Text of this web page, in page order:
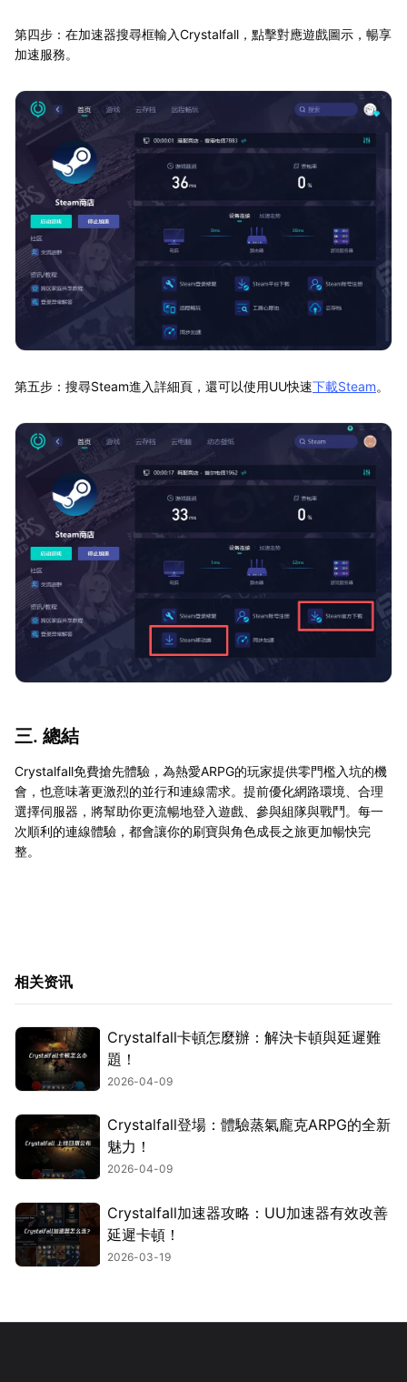
第四步：在加速器搜尋框輸入Crystalfall，點擊對應遊戲圖示，暢享
加速服務。
第五步：搜尋Steam進入詳細頁，還可以使用UU快速下載Steam。
三. 總結
Crystalfall免費搶先體驗，為熱愛ARPG的玩家提供零門檻入坑的機
會，也意味著更激烈的並行和連線需求。提前優化網路環境、合理
選擇伺服器，將幫助你更流暢地登入遊戲、參與組隊與戰鬥。每一
次順利的連線體驗，都會讓你的刷寶與角色成長之旅更加暢快完
整。
相关资讯
Crystalfall卡頓怎麼辦：解決卡頓與延遲難
題！
2026-04-09
Crystalfall登場：體驗蒸氣龐克ARPG的全新
魅力！
2026-04-09
Crystalfall加速器攻略：UU加速器有效改善
延遲卡頓！
2026-03-19